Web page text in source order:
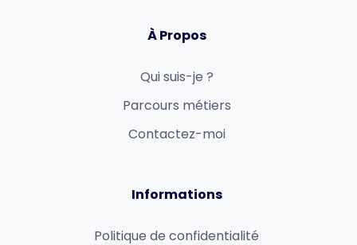
À Propos
Qui suis-je ?
Parcours métiers
Contactez-moi
Informations
Politique de confidentialité